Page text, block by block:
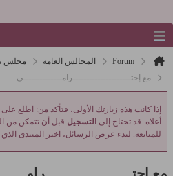
Forum المجالس العامة
مجلس
مع إحتـــــــــــــــــــــرامــــــــــــــي
إذا كانت هذه زيارتك الأولى، فتأكد من: اطلع على
أعلاه. قد تحتاج إلى التسجيل قبل أن تتمكن من
للمتابعة. لبدء عرض الرسائل، اختر المنتدى الذي